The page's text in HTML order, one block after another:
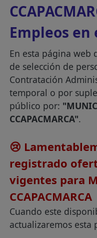
Empleos en
En esta página web
de selección de
Contratación
temporal o por
público por:
CCAPACMARCA".
😢
registrado
vigentes para
CCAPACMARCA
Cuando este
actualizaremos esta